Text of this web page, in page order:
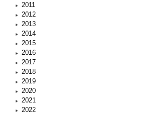
2011
2012
2013
2014
2015
2016
2017
2018
2019
2020
2021
2022